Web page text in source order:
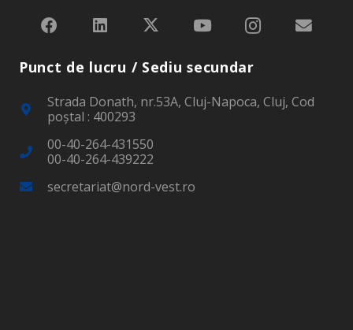
Punct de lucru / Sediu secundar
Strada Donath, nr.53A, Cluj-Napoca, Cluj, Cod
poştal : 400293
00-40-264-431550
00-40-264-439222
secretariat@nord-vest.ro